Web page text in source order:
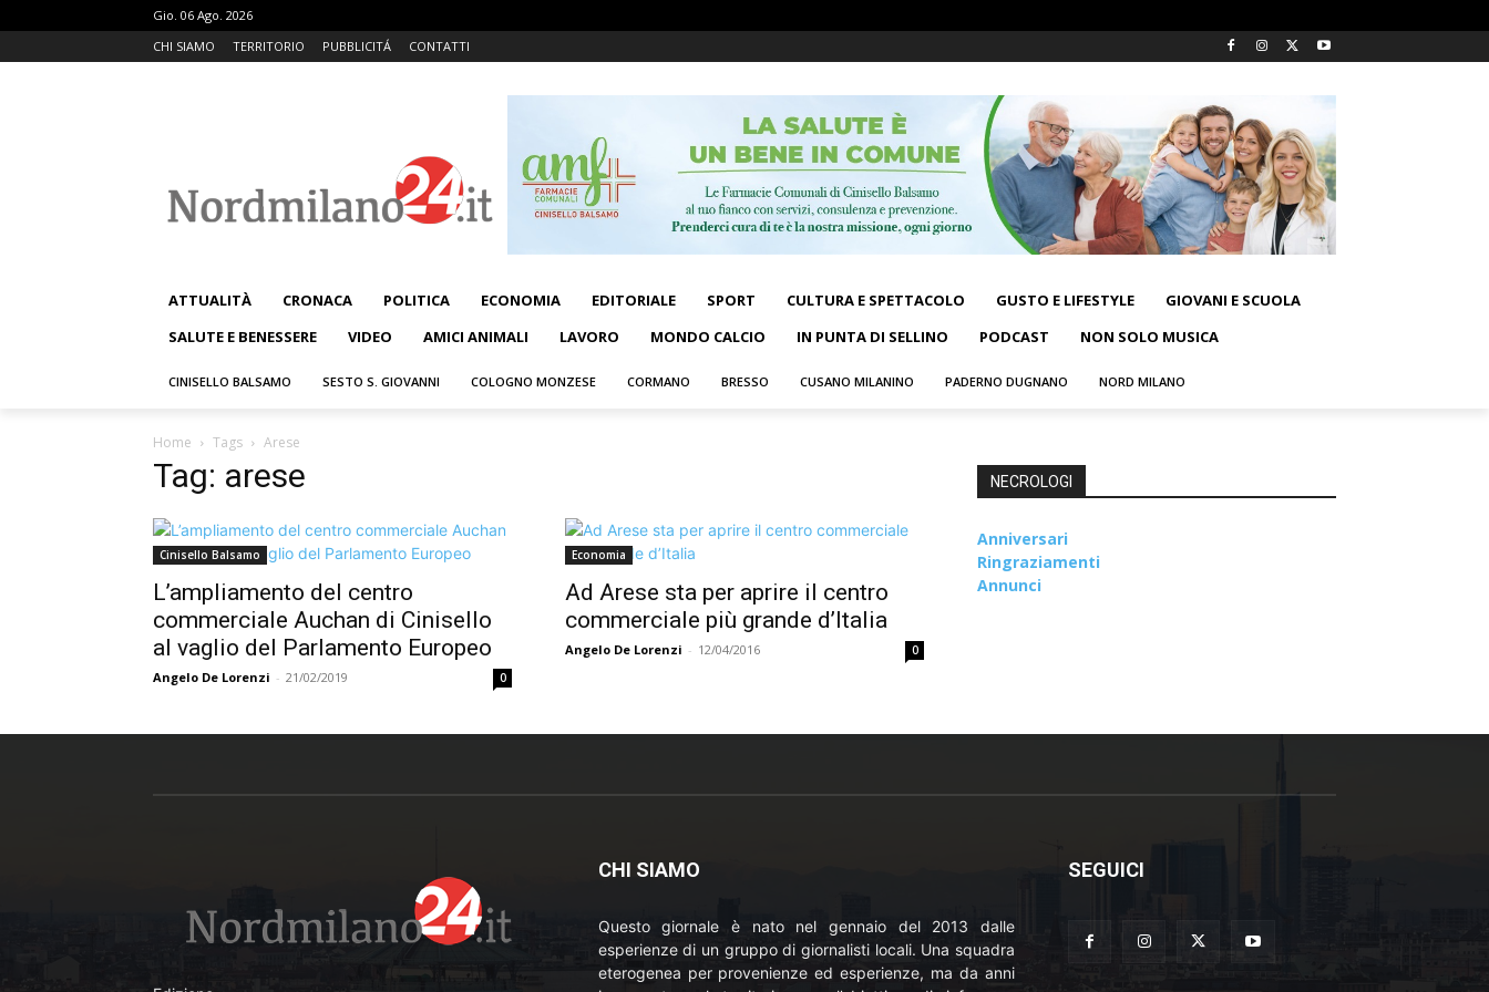
Gio. 06 Ago. 2026
CHI SIAMO
TERRITORIO PUBBLICITÁ CONTATTI
ATTUALITÀ CRONACA POLITICA ECONOMIA EDITORIALE SPORT CULTURA E SPETTACOLO GUSTO E LIFESTYLE
GIOVANI E SCUOLA
SALUTE E BENESSERE
VIDEO AMICI ANIMALI LAVORO MONDO CALCIO IN PUNTA DI SELLINO PODCAST NON SOLO MUSICA
CINISELLO BALSAMO SESTO S. GIOVANNI COLOGNO MONZESE CORMANO BRESSO CUSANO MILANINO PADERNO DUGNANO NORD MILANO
Home Tags Arese
Tag: arese
Cinisello Balsamo
L’ampliamento del centro
commerciale Auchan di Cinisello
al vaglio del Parlamento Europeo
Angelo De Lorenzi - 21/02/2019 0
Economia
Ad Arese sta per aprire il centro
commerciale più grande d’Italia
Angelo De Lorenzi - 12/04/2016 0
NECROLOGI
Anniversari
Ringraziamenti
Annunci
CHI SIAMO
Questo giornale è nato nel gennaio del 2013 dalle
esperienze di un gruppo di giornalisti locali. Una squadra
eterogenea per provenienze ed esperienze, ma da anni
SEGUICI